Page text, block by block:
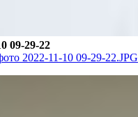
09-29-22
2022-11-10 09-29-22.JPG